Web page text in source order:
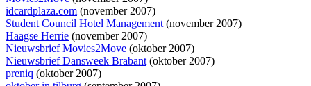
idcardplaza.com (november 2007)
Student Council Hotel Management(november 2007)
Haagse Herrie (november 2007)
Nieuwsbrief Movies2Move (oktober 2007)
Nieuwsbrief Dansweek Brabant(oktober 2007)
preniq (oktober 2007)